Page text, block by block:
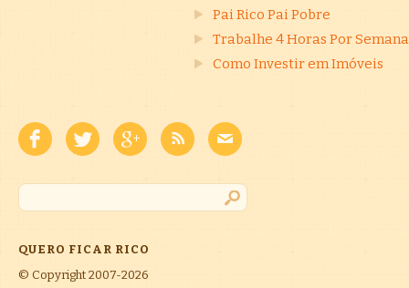
Pai Rico Pai Pobre
Trabalhe 4 Horas Por Semana
Como Investir em Imóveis
QUERO FICAR RICO
© Copyright 2007-2026